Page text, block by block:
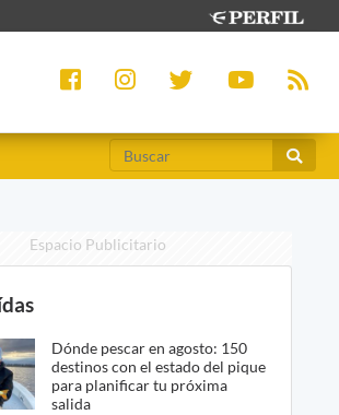
Espacio Publicitario
Dónde pescar en agosto: 150
destinos con el estado del pique
para planificar tu próxima
salida